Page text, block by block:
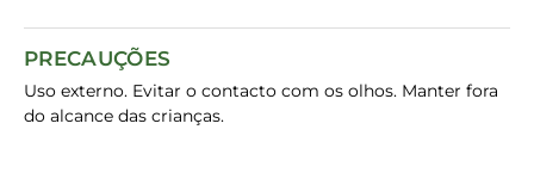
PRECAUÇÕES
Uso externo. Evitar o contacto com os olhos. Manter fora
do alcance das crianças.